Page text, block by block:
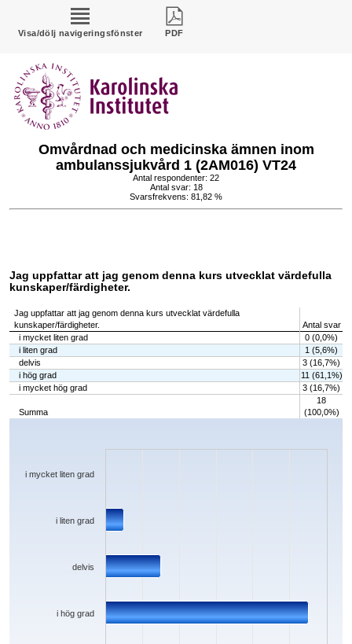
Visa/dölj navigeringsfönster PDF
Omvårdnad och medicinska ämnen inom
ambulanssjukvård 1 (2AM016) VT24
Antal respondenter: 22
Antal svar: 18
Svarsfrekvens: 81,82 %
Jag uppfattar att jag genom denna kurs utvecklat värdefulla
kunskaper/färdigheter.
Jag uppfattar att jag genom denna kurs utvecklat värdefulla
kunskaper/färdigheter.
Antal svar
i mycket liten grad
0 (0,0%)
i liten grad
1 (5,6%)
delvis
3 (16,7%)
i hög grad
11 (61,1%)
i mycket hög grad
3 (16,7%)
Summa
18
(100,0%)
Chart
The chart has 1 X axis displaying categories.
i hög grad
delvis
i liten grad
i mycket liten grad